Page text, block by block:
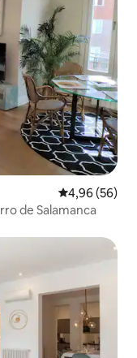
4,96 de uma
4,96 (56)
de Salamanca